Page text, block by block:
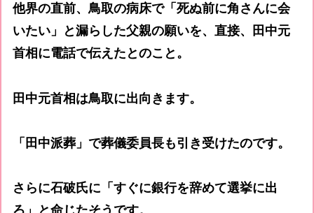
他界の直前、鳥取の病床で「死ぬ前に角さんに会
いたい」と漏らした父親の願いを、直接、田中元
首相に電話で伝えたとのこと。
田中元首相は鳥取に出向きます。
「田中派葬」で葬儀委員長も引き受けたのです。
さらに石破氏に「すぐに銀行を辞めて選挙に出